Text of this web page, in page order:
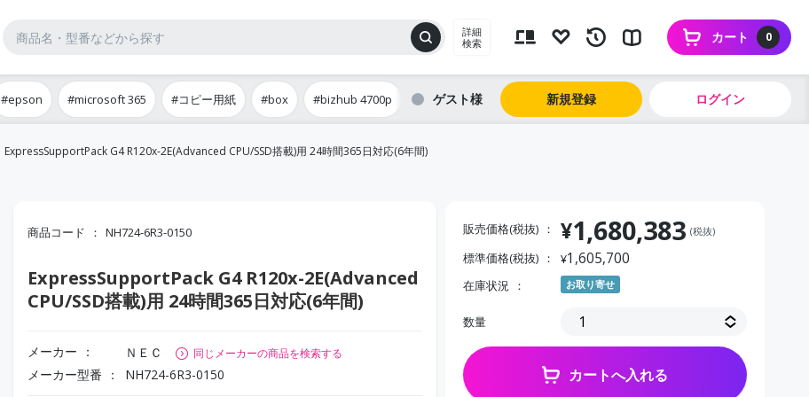
詳細
検索
0
カート
#epson #microsoft 365 #コピー用紙 #box #bizhub 4700p ゲスト 新規登録 ログイン
ExpressSupportPack G4 R120x-2E(Advanced CPU/SSD搭載)用 24時間365日対応(6年間)
商品コード NH724-6R3-0150
ExpressSupportPack G4 R120x-2E(Advanced
CPU/SSD搭載)用 24時間365日対応(6年間)
メーカー ＮＥＣ 同じメーカーの商品を検索する
メーカー型番 NH724-6R3-0150
販売価格(税抜) ¥1,680,383 (税抜)
標準価格(税抜) ¥1,605,700
在庫状況 お取り寄せ
数量
カートへ入れる